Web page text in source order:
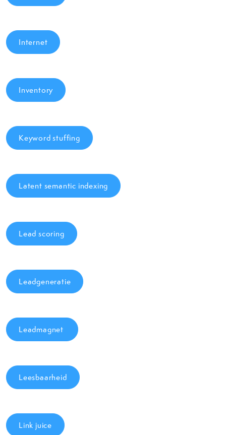
Internet
Inventory
Keyword stuffing
Latent semantic indexing
Lead scoring
Leadgeneratie
Leadmagnet
Leesbaarheid
Link juice